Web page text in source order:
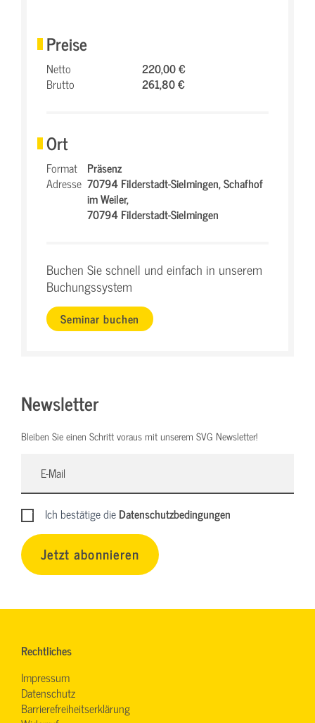
Preise
Netto
220,00 €
Brutto
261,80 €
Ort
Format Präsenz
Adresse 70794 Filderstadt-Sielmingen,Schafhof
im Weiler,
70794 Filderstadt-Sielmingen
Buchen Sie schnell und einfach in unserem
Buchungssystem
Seminar buchen
Newsletter
Bleiben Sie einen Schritt voraus mit unserem SVG Newsletter!
Ich bestätige dieDatenschutzbedingungen
Jetzt abonnieren
Rechtliches
Impressum
Datenschutz
Barrierefreiheitserklärung